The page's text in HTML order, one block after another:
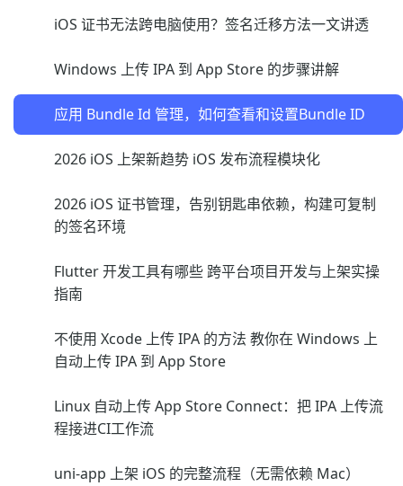
iOS 证书无法跨电脑使用？签名迁移方法一文讲透
Windows 上传 IPA 到 App Store 的步骤讲解
应用 Bundle Id 管理，如何查看和设置Bundle ID
2026 iOS 上架新趋势 iOS 发布流程模块化
2026 iOS 证书管理，告别钥匙串依赖，构建可复制
的签名环境
Flutter 开发工具有哪些 跨平台项目开发与上架实操
指南
不使用 Xcode 上传 IPA 的方法 教你在 Windows 上
自动上传 IPA 到 App Store
Linux 自动上传 App Store Connect：把 IPA 上传流
程接进CI工作流
uni-app 上架 iOS 的完整流程（无需依赖 Mac）